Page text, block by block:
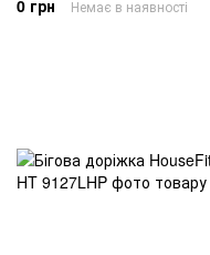
0 грн Немає в наявності